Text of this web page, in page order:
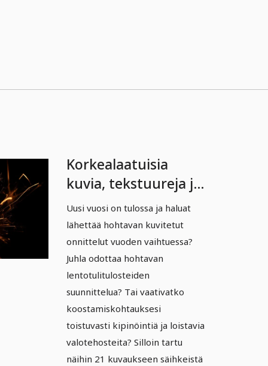
Korkealaatuisia
kuvia, tekstuureja ja
päällysteitä:
kimalteita, kipinöitä,
valoefektejä 2
Uusi vuosi on tulossa ja haluat
lähettää hohtavan kuvitetut
onnittelut vuoden vaihtuessa?
Juhla odottaa hohtavan
lentotulitulosteiden
suunnittelua? Tai vaativatko
koostamiskohtauksesi
toistuvasti kipinöintiä ja loistavia
valotehosteita? Silloin tartu
näihin 21 kuvaukseen säihkeistä